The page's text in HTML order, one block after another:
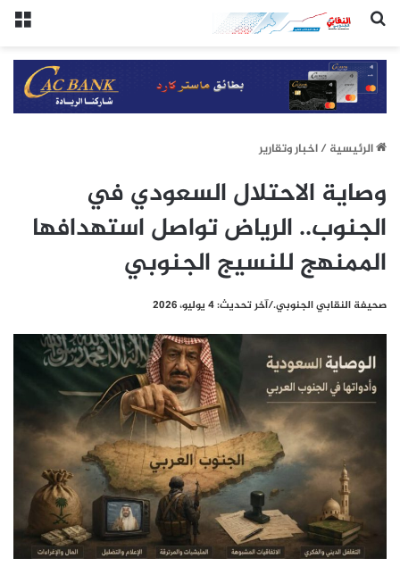
(النقابي الجنوبي:/خاص.)
الرئيسيِة/اخبار وتقارير
وصاية الاحتلال السعودي في
الجنوب.. الرياض تواصل استهدافها
الممنهج للنسيج الجنوبي
صحيفة النقابي الجنوبي./آخر تحديث: 4 يوليو، 2026